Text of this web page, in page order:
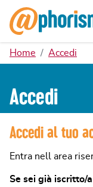
Home Accedi
Accedi
Accedi al tuo
Entra nell area
Se sei già iscritto/